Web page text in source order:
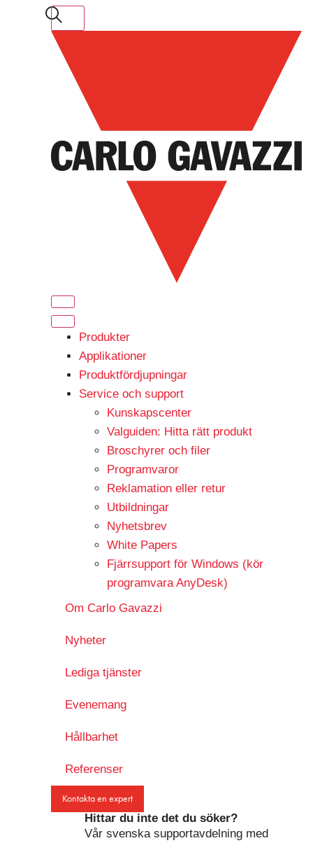
Produkter
Applikationer
Produktfördjupningar
Service och support
Kunskapscenter
Valguiden: Hitta rätt produkt
Broschyrer och filer
Programvaror
Reklamation eller retur
Utbildningar
Nyhetsbrev
White Papers
Fjärrsupport för Windows (kör
programvara AnyDesk)
Om Carlo Gavazzi
Nyheter
Lediga tjänster
Evenemang
Hållbarhet
Referenser
Kontakta en expert
Hittar du inte det du söker?
Vår svenska supportavdelning med